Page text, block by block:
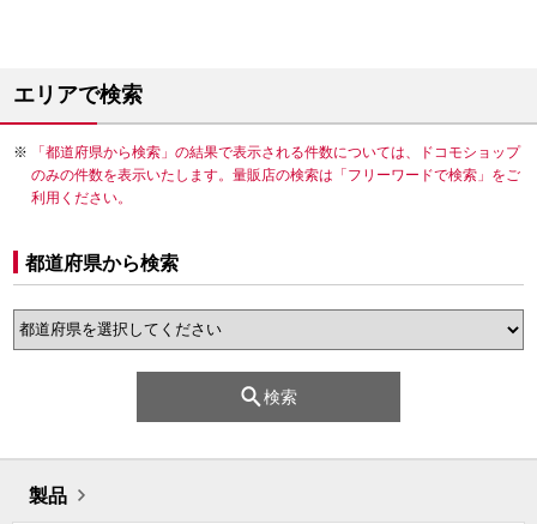
エリアで検索
「都道府県から検索」の結果で表示される件数については、ドコモショップ
のみの件数を表示いたします。量販店の検索は「フリーワードで検索」をご
利用ください。
都道府県から検索
検索
製品